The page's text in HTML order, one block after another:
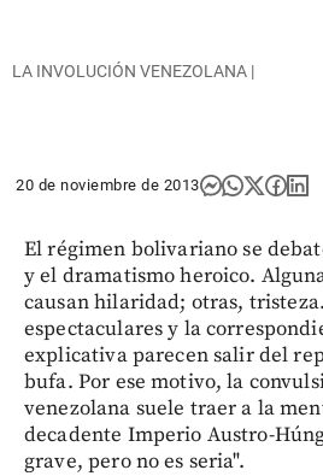
LA INVOLUCIÓN VENEZOLANA |
20 de noviembre de 2013
El régimen bolivariano se
y el dramatismo heroico.
causan hilaridad; otras,
espectaculares y la
explicativa parecen salir del
bufa. Por ese motivo, la
venezolana suele traer a la
decadente Imperio Austro-
grave, pero no es seria".